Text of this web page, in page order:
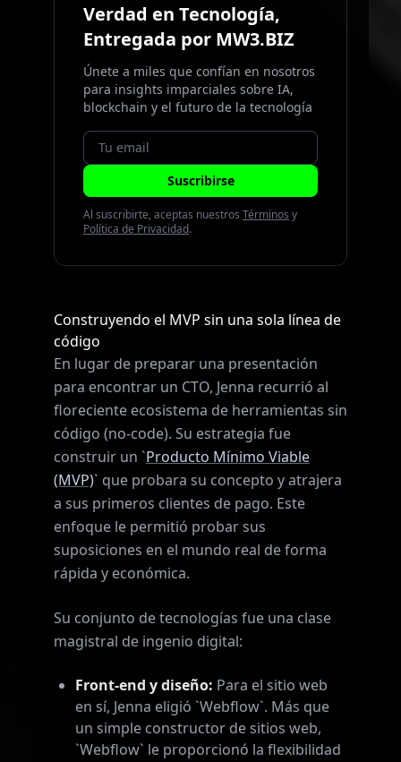
Verdad en Tecnología,
Entregada por MW3.BIZ
Únete a miles que confían en nosotros
para insights imparciales sobre IA,
blockchain y el futuro de la tecnología
Suscribirse
Al suscribirte, aceptas nuestros Términos y
Política de Privacidad.
Construyendo el MVP sin una sola línea de
código
En lugar de preparar una presentación
para encontrar un CTO, Jenna recurrió al
floreciente ecosistema de herramientas sin
código (no-code). Su estrategia fue
construir un `Producto Mínimo Viable
(MVP)` que probara su concepto y atrajera
a sus primeros clientes de pago. Este
enfoque le permitió probar sus
suposiciones en el mundo real de forma
rápida y económica.
Su conjunto de tecnologías fue una clase
magistral de ingenio digital:
Front-end y diseño: Para el sitio web
en sí, Jenna eligió `Webflow`. Más que
un simple constructor de sitios web,
`Webflow` le proporcionó la flexibilidad